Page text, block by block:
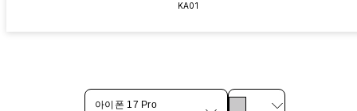
KA01
아이폰 17 Pro